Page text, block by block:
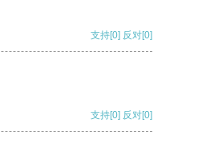
支持[0] 反对[0]
支持[0] 反对[0]